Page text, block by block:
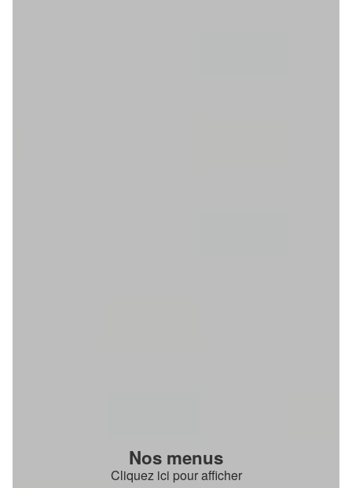
Nos menus
Cliquez ici pour afficher